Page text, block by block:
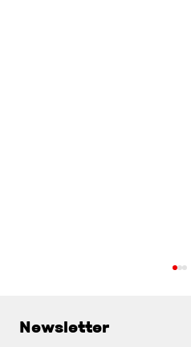
Newsletter